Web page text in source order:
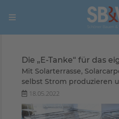
Die „E-Tanke“ für das
Mit Solarterrasse,
selbst Strom produzieren
18.05.2022